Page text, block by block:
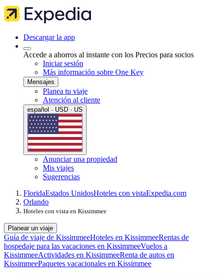
Descargar la app
Accede a ahorros al instante con los Precios para socios
Iniciar sesión
Más información sobre One Key
Mensajes
Planea tu viaje
Atención al cliente
español · USD · US
Anunciar una propiedad
Mis viajes
Sugerencias
FloridaEstados UnidosHoteles con vistaExpedia.com
Orlando
Hoteles con vista en Kissimmee
Planear un viaje
Guía de viaje de KissimmeeHoteles en KissimmeeRentas de
hospedaje para las vacaciones en KissimmeeVuelos a
KissimmeeActividades en KissimmeeRenta de autos en
KissimmeePaquetes vacacionales en Kissimmee